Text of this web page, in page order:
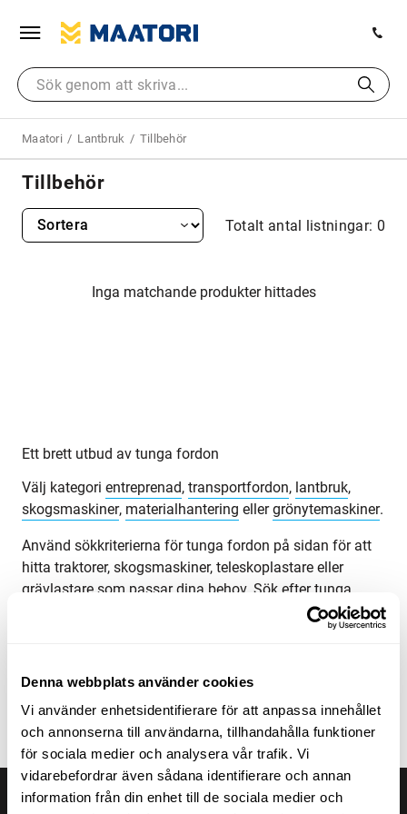
Denna webbplats använder cookies
Vi använder enhetsidentifierare för att anpassa innehållet
och annonserna till användarna, tillhandahålla funktioner
för sociala medier och analysera vår trafik. Vi
vidarebefordrar även sådana identifierare och annan
information från din enhet till de sociala medier och
Maatori Lantbruk Tillbehör
Tillbehör
Totalt antal listningar: 0
Inga matchande produkter hittades
Ett brett utbud av tunga fordon
Välj kategori entreprenad, transportfordon, lantbruk,
skogsmaskiner, materialhantering ellergrönytemaskiner.
Använd sökkriterierna för tunga fordon på sidan för att
hitta traktorer, skogsmaskiner, teleskoplastare eller
grävlastare som passar dina behov. Sök efter tunga
fordon efter produktgrupp, märke, modell, ort, modellår,
rätt produkt för dina behov! Om du inte hittar det du
söker kan du alltid kontakta vårförsäljningsavdelning.